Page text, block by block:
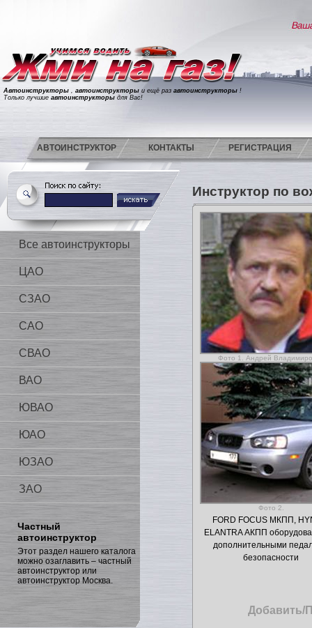
Автоинструкторы , автоинструкторы и ещё раз автоинструкторы !
Только лучшие автоинструкторы для Вас!
АВТОИНСТРУКТОР КОНТАКТЫ РЕГИСТРАЦИЯ
Все автоинструкторы
ЦАО
СЗАО
САО
СВАО
ВАО
ЮВАО
ЮАО
ЮЗАО
ЗАО
Частный
автоинструктор
Этот раздел нашего каталога
можно озаглавить – частный
автоинструктор или
автоинструктор Москва.
Инструктор по
Фото 1. Андрей
Фото 2.
FORD FOCUS МКПП,
ELANTRA АКПП
дополнительными
безопасности
Добавить/